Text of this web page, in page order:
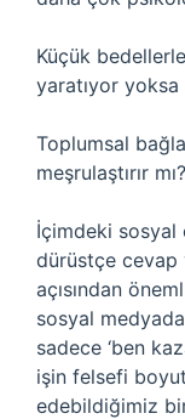
Küçük
yaratıyor yoksa
Toplumsal
meşrulaştırır mı?
İçimdeki sosyal
dürüstçe cevap
açısından
sosyal
sadece ‘ben
işin felsefi
edebildiğimiz